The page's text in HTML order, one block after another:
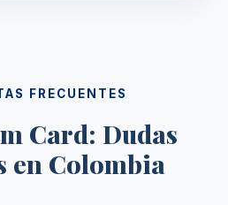
FRECUENTES
Card: Dudas
en Colombia